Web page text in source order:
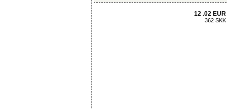
12 .02 EUR
362 SKK